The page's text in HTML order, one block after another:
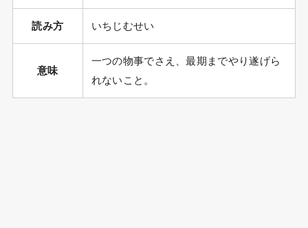
読み方 いちじむせい
意味
一つの物事でさえ、最期までやり遂げら
れないこと。